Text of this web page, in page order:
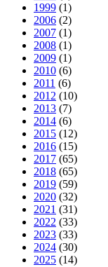
1999 (1)
2006 (2)
2007 (1)
2008 (1)
2009 (1)
2010 (6)
2011 (6)
2012 (10)
2013 (7)
2014 (6)
2015 (12)
2016 (15)
2017 (65)
2018 (65)
2019 (59)
2020 (32)
2021 (31)
2022 (33)
2023 (33)
2024 (30)
2025 (14)